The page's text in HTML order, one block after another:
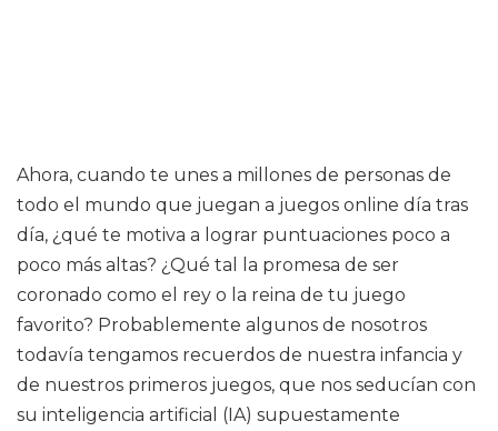
Ahora, cuando te unes a millones de personas de
todo el mundo que juegan a juegos online día tras
día, ¿qué te motiva a lograr puntuaciones poco a
poco más altas? ¿Qué tal la promesa de ser
coronado como el rey o la reina de tu juego
favorito? Probablemente algunos de nosotros
todavía tengamos recuerdos de nuestra infancia y
de nuestros primeros juegos, que nos seducían con
su inteligencia artificial (IA) supuestamente